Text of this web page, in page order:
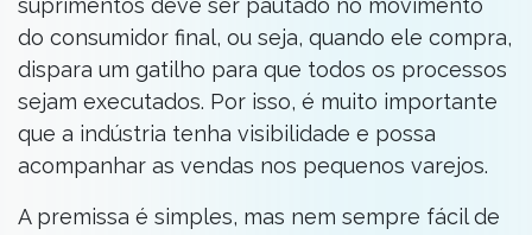
suprimentos deve ser pautado no movimento
do consumidor final, ou seja, quando ele compra,
dispara um gatilho para que todos os processos
sejam executados. Por isso, é muito importante
que a indústria tenha visibilidade e possa
acompanhar as vendas nos pequenos varejos.
A premissa é simples, mas nem sempre fácil de